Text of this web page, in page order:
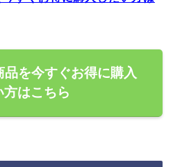
を今すぐお得に購入
方はこちら